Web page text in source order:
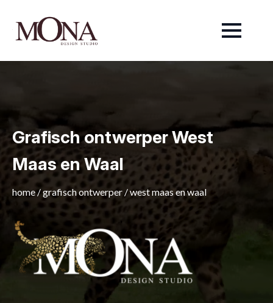
Grafisch ontwerper West
Maas en Waal
home /grafisch ontwerper /west maas en waal